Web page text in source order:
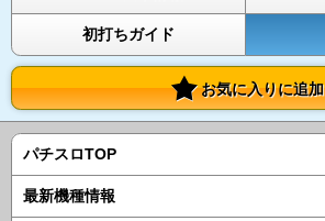
初打ちガイド
お気に入りに追加
パチスロTOP
最新機種情報